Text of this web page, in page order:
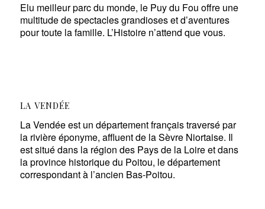
Elu meilleur parc du monde, le Puy du Fou offre une
multitude de spectacles grandioses et d’aventures
pour toute la famille. L’Histoire n’attend que vous.
LA VENDÉE
La Vendée est un département français traversé par
la rivière éponyme, affluent de la Sèvre Niortaise. Il
est situé dans la région des Pays de la Loire et dans
la province historique du Poitou, le département
correspondant à l’ancien Bas-Poitou.